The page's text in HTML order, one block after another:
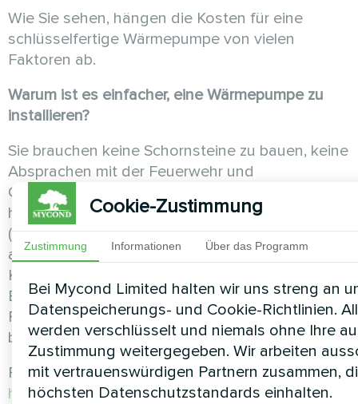
Wie Sie sehen, hängen die Kosten für eine
schlüsselfertige Wärmepumpe von vielen
Faktoren ab.
Warum ist es einfacher, eine Wärmepumpe zu
installieren?
Sie brauchen keine Schornsteine zu bauen, keine
Absprachen mit der Feuerwehr und
Gasspezialisten zu treffen, keine Gasanlage zu
haben und keine Rohrleitungen zu verlegen
(wenn die Küche nicht an das Gasnetz
angeschlossen ist), keinen großen Strom vom
Kraftwerk zu trennen, keine Lager- oder
Brennstoffräume zu haben, kein Holz, keine
Pellets und keine anderen Brennstoffe zu
benötigen.
Fertige Lösungen von Mycond können Sie unter
https://mycond-pl.eu/solutionseinsehen
Cookie-Zustimmung
Zustimmung Informationen Über das Programm
Bei Mycond Limited halten wir uns streng an
Datenspeicherungs- und Cookie-Richtlinien.
werden verschlüsselt und niemals ohne Ihre
Zustimmung weitergegeben. Wir arbeiten
mit vertrauenswürdigen Partnern zusammen,
höchsten Datenschutzstandards einhalten.